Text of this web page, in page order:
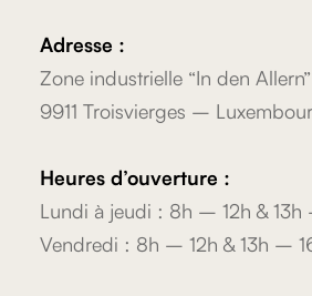
Adresse :
Zone industrielle “In den Allern”
9911 Troisvierges –
Heures d’ouverture :
Lundi à jeudi : 8h – 12h & 13h
Vendredi : 8h – 12h & 13h –